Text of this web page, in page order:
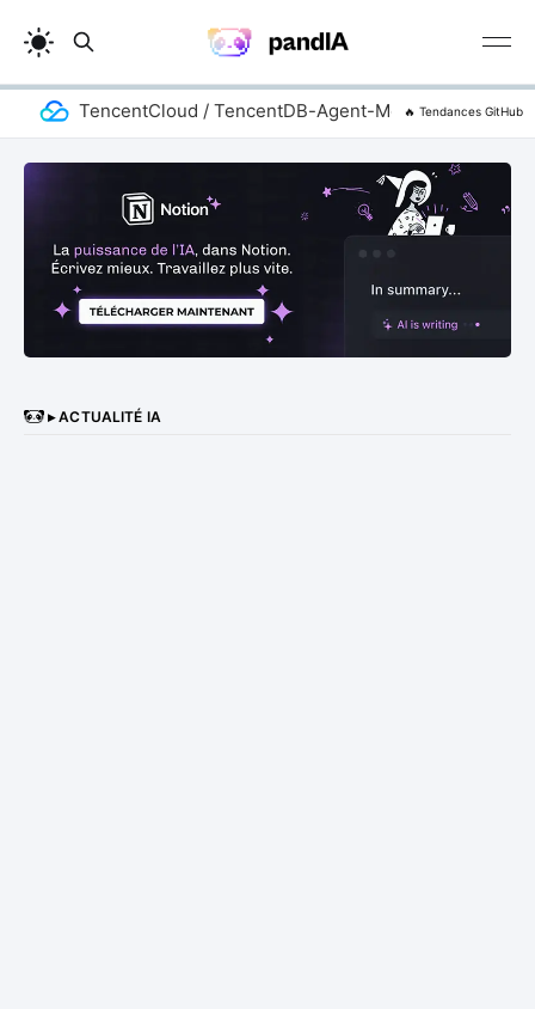
TencentCloud / TencentDB-Agent-Memory🔥 Tendances GitHub
▸ ACTUALITÉ IA